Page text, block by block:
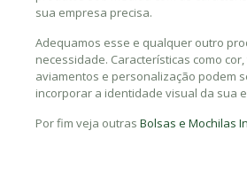
sua empresa precisa.
Adequamos esse e qualquer outro
necessidade. Características como
aviamentos e personalização podem
incorporar a identidade visual da sua
Por fim veja outras Bolsas e Mochilas